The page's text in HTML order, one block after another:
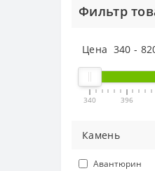
Фильтр
Цена 340 -
340 396
Камень
Авантюрин